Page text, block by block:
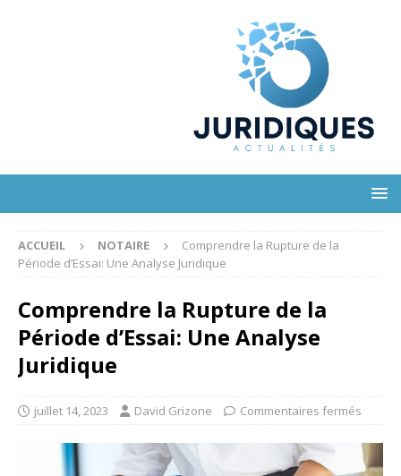
ACCUEIL NOTAIRE
Comprendre la Rupture de la
Période d’Essai: Une Analyse Juridique
Comprendre la Rupture de la
Période d’Essai: Une Analyse
Juridique
juillet 14, 2023 David Grizone Commentaires fermés